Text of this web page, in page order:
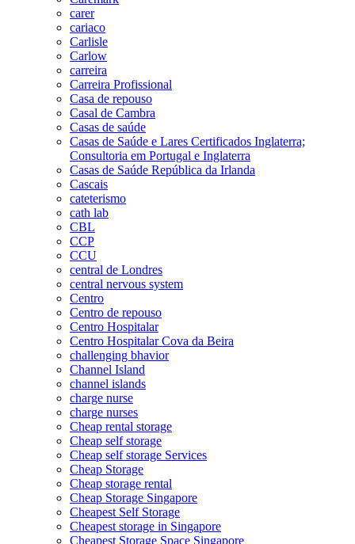
carer
cariaco
Carlisle
Carlow
carreira
Carreira Profissional
Casa de repouso
Casal de Cambra
Casas de saúde
Casas de Saúde e Lares Certificados Inglaterra;
Consultoria em Portugal e Inglaterra
Casas de Saúde República da Irlanda
Cascais
cateterismo
cath lab
CBL
CCP
CCU
central de Londres
central nervous system
Centro
Centro de repouso
Centro Hospitalar
Centro Hospitalar Cova da Beira
challenging bhavior
Channel Island
channel islands
charge nurse
charge nurses
Cheap rental storage
Cheap self storage
Cheap self storage Services
Cheap Storage
Cheap storage rental
Cheap Storage Singapore
Cheapest Self Storage
Cheapest storage in Singapore
Cheapest Storage Space Singapore